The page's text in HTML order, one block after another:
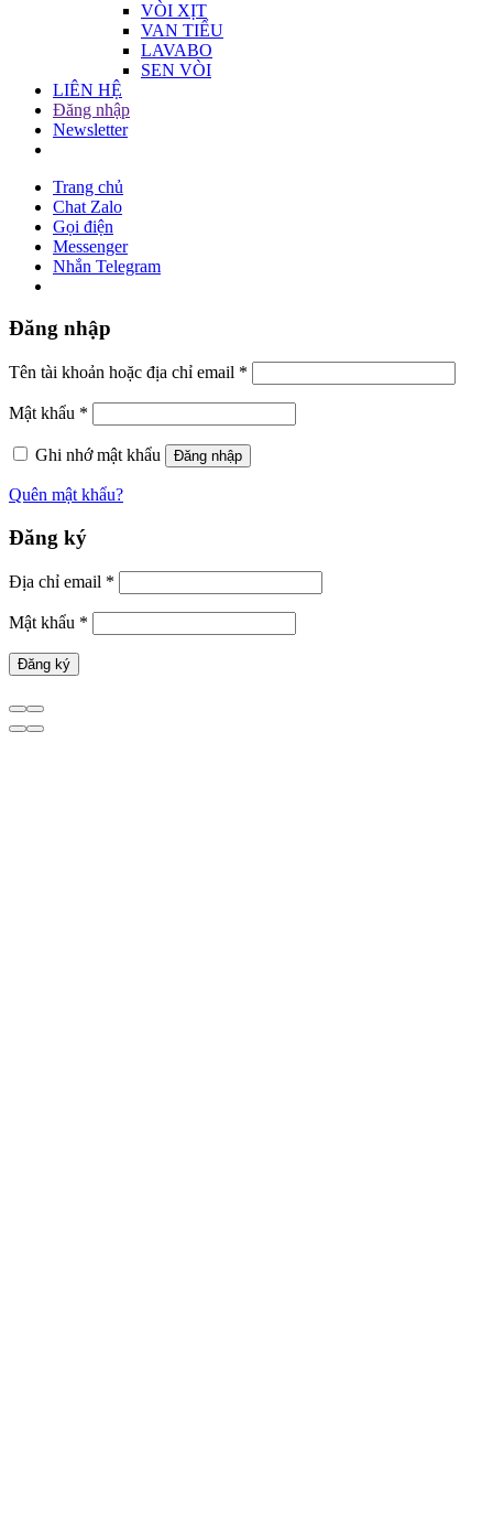
VÒI XỊT
VAN TIỂU
LAVABO
SEN VÒI
LIÊN HỆ
Đăng nhập
Newsletter
Trang chủ
Chat Zalo
Gọi điện
Messenger
Nhắn Telegram
Đăng nhập
Tên tài khoản hoặc địa chỉ email *
Mật khẩu *
Ghi nhớ mật khẩu Đăng nhập
Quên mật khẩu?
Đăng ký
Địa chỉ email *
Mật khẩu *
Đăng ký